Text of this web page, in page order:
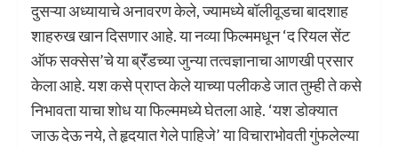
दुसऱ्या अध्यायाचे अनावरण केले, ज्यामध्ये बॉलीवूडचा बादशाह
शाहरुख खान दिसणार आहे. या नव्या फिल्ममधून ‘द रियल सेंट
ऑफ सक्सेस’चे या ब्रॅंडच्या जुन्या तत्वज्ञानाचा आणखी प्रसार
केला आहे. यश कसे प्राप्त केले याच्या पलीकडे जात तुम्ही ते कसे
निभावता याचा शोध या फिल्ममध्ये घेतला आहे. ‘यश डोक्यात
जाऊ देऊ नये, ते हृदयात गेले पाहिजे’ या विचाराभोवती गुंफलेल्या